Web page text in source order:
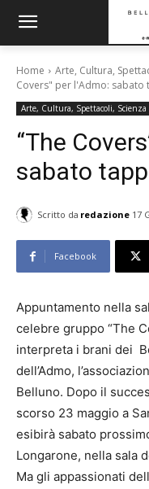
Home Arte, Cultura,
Covers" per l'Admo: sabato
Arte, Cultura, Spettacoli, Scienza
“The
sabato
Scritto da redazione 17
Facebook
Appuntamento nella
celebre gruppo “The
interpreta i brani dei
dell’Admo,
Belluno. Dopo il
scorso 23 maggio a
esibirà sabato
Longarone, nella sala
Ma gli appassionati